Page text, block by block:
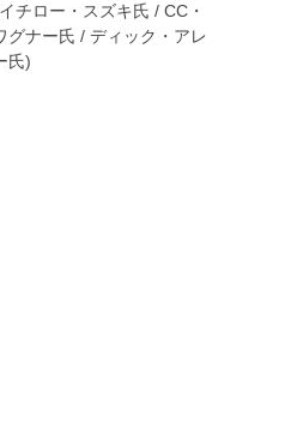
ロー・スズキ氏 / CC・
グナー氏 / ディック・アレ
氏)